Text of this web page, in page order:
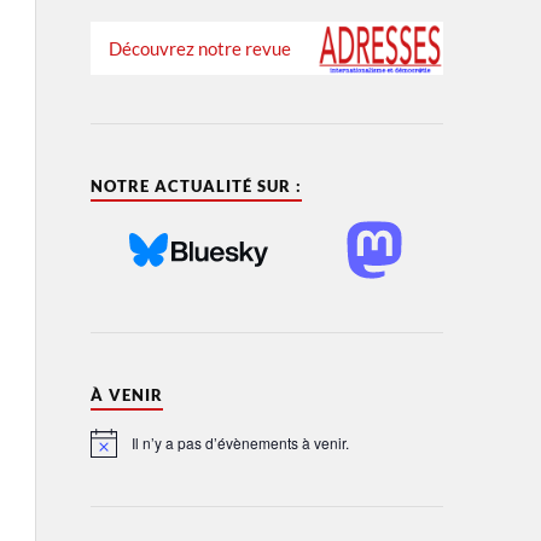
Découvrez notre revue
NOTRE ACTUALITÉ SUR :
À VENIR
Notice Il n’y a pas d’évènements à venir.